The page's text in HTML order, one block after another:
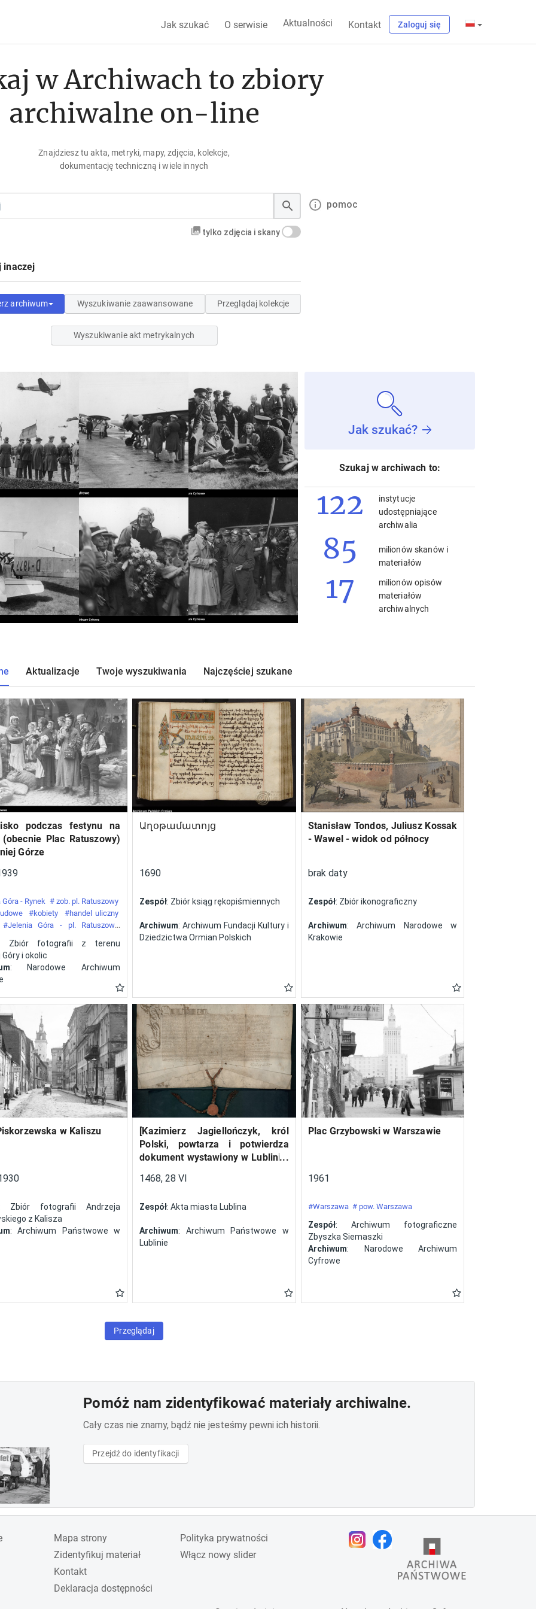
Jak szukać O serwisie Aktualności Kontakt Zaloguj się
w Archiwach to zbiory
archiwalne on-line
Znajdziesz tu akta, metryki, mapy, zdjęcia, kolekcje,
dokumentację techniczną i wiele innych
tylko zdjęcia i skany
pomoc
inaczej
archiwum Wyszukiwanie zaawansowane Przeglądaj kolekcje
Wyszukiwanie akt metrykalnych
Jak szukać?
Szukaj w archiwach to:
122
instytucje
udostępniające
archiwalia
85
milionów skanów i
materiałów
17
milionów opisów
materiałów
archiwalnych
Aktualizacje Twoje wyszukiwania Najczęściej szukane
podczas festynu na
(obecnie Plac Ratuszowy)
Górze
- Rynek # zob. pl. Ratuszowy
#kobiety
#handel uliczny
#Jelenia Góra - pl. Ratuszowy
Zbiór fotografii z terenu
i okolic
: Narodowe Archiwum
Աղօթամատոյց
1690
Zespół: Zbiór ksiąg rękopiśmiennych
Archiwum: Archiwum Fundacji Kultury i
Dziedzictwa Ormian Polskich
Stanisław Tondos, Juliusz Kossak
- Wawel - widok od północy
brak daty
Zespół: Zbiór ikonograficzny
Archiwum: Archiwum Narodowe w
Krakowie
w Kaliszu
Zbiór fotografii Andrzeja
z Kalisza
: Archiwum Państwowe w
[Kazimierz Jagiellończyk, król
Polski, powtarza i potwierdza
dokument wystawiony w Lublinie,
Szczekocin, starostę
1468, 28 VI
Zespół: Akta miasta Lublina
Archiwum: Archiwum Państwowe w
Lublinie
Plac Grzybowski w Warszawie
1961
#Warszawa # pow. Warszawa
Zespół: Archiwum fotograficzne
Zbyszka Siemaszki
Archiwum: Narodowe Archiwum
Cyfrowe
Przeglądaj
Pomóż nam zidentyfikować materiały archiwalne.
Cały czas nie znamy, bądź nie jesteśmy pewni ich historii.
Przejdź do identyfikacji
Mapa strony
Zidentyfikuj materiał
Kontakt
Deklaracja dostępności
Polityka prywatności
Włącz nowy slider